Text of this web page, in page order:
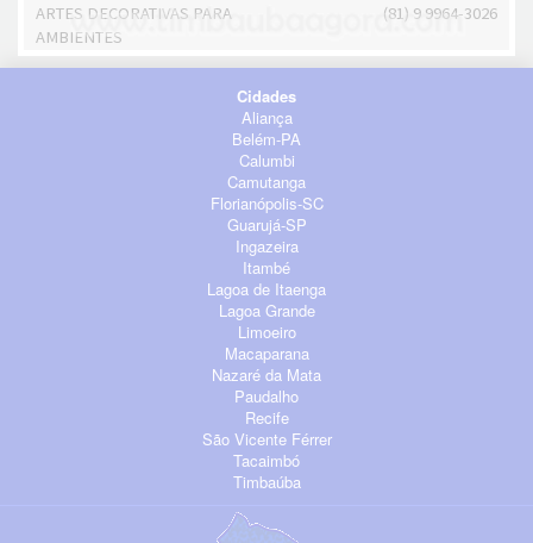
ARTES DECORATIVAS PARA
AMBIENTES
(81) 9 9964-3026
Cidades
Aliança
Belém-PA
Calumbi
Camutanga
Florianópolis-SC
Guarujá-SP
Ingazeira
Itambé
Lagoa de Itaenga
Lagoa Grande
Limoeiro
Macaparana
Nazaré da Mata
Paudalho
Recife
São Vicente Férrer
Tacaimbó
Timbaúba